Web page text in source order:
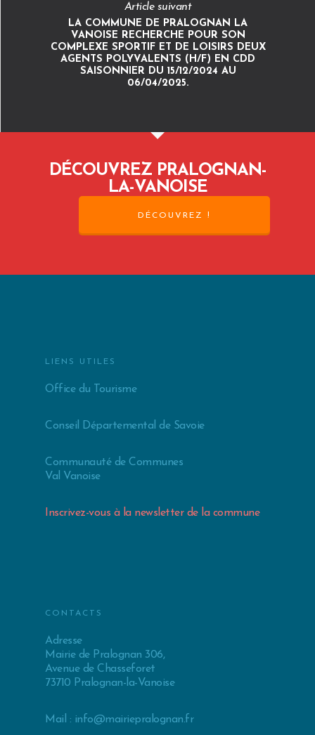
Article suivant
LA COMMUNE DE PRALOGNAN LA
VANOISE RECHERCHE POUR SON
COMPLEXE SPORTIF ET DE LOISIRS DEUX
AGENTS POLYVALENTS (H/F) EN CDD
SAISONNIER DU 15/12/2024 AU
06/04/2025.
DÉCOUVREZ PRALOGNAN-
LA-VANOISE
DÉCOUVREZ !
LIENS UTILES
Office du Tourisme
Conseil Départemental de Savoie
Communauté de Communes
Val Vanoise
Inscrivez-vous à la newsletter de la commune
CONTACTS
Adresse
Mairie de Pralognan 306,
Avenue de Chasseforet
73710 Pralognan-la-Vanoise
Mail : info@mairiepralognan.fr